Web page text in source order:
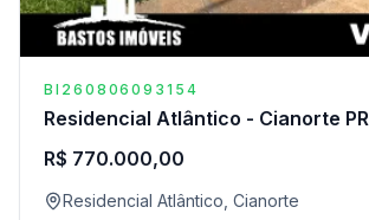
BI260806093154
Residencial Atlântico - Cianorte PR
R$ 770.000,00
Residencial Atlântico, Cianorte